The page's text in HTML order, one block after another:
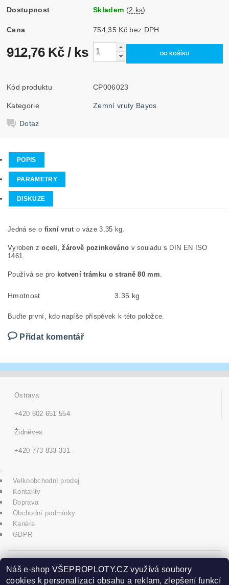
Dostupnost Skladem (2 ks)
Cena 754,35 Kč bez DPH
912,76 Kč/ ks
Kód produktu CP006023
Kategorie Zemní vruty Bayos
Dotaz
POPIS
PARAMETRY
DISKUZE
Jedná se o fixní vruto váze 3,35 kg.
Vyroben zoceli ,žárově pozinkováno v souladu s DIN EN ISO
1461.
Používá se pro kotvení trámku o straně 80 mm.
Hmotnost 3.35 kg
Buďte první, kdo napíše příspěvek k této položce.
Přidat komentář
Ostrava
+420 602 651 554
Židněves
+420 773 833 331
Velkoobchodní prodej
Kontakty
Doprava
Obchodní podmínky
Kariéra
GDPR
icons8.com
Náš e-shop VŠEPROPLOTY.CZ využívá soubory
cookies k personalizaci obsahu a reklam, zlepšení funkcí